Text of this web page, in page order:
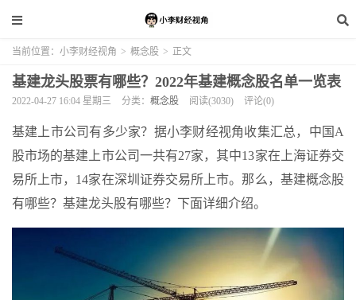
当前位置： 小李财经视角 > 概念股 > 正文
基建龙头股票有哪些？2022年基建概念股名单一览表
2022-04-27 16:04 星期三 分类： 概念股 阅读(3030) 评论(0)
基建上市公司有多少家？据小李财经视角收集汇总，中国A
股市场的基建上市公司一共有27家，其中13家在上海证券交
易所上市，14家在深圳证券交易所上市。那么，基建概念股
有哪些？基建龙头股有哪些？下面详细介绍。